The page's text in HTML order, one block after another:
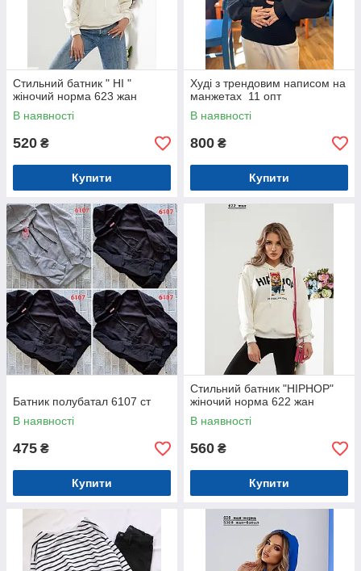
Стильний батник " HI "
жіночий норма 623 жан
В наявності
520 ₴
Купити
Худі з трендовим написом на
манжетах 11 опт
В наявності
800 ₴
Купити
Батник полубатал 6107 ст
В наявності
475 ₴
Купити
Стильний батник "HIPHOP"
жіночий норма 622 жан
В наявності
560 ₴
Купити